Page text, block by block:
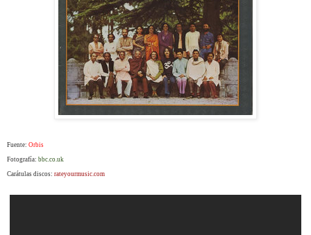
Fuente: Orbis
Fotografía: bbc.co.uk
Carátulas discos: rateyourmusic.com